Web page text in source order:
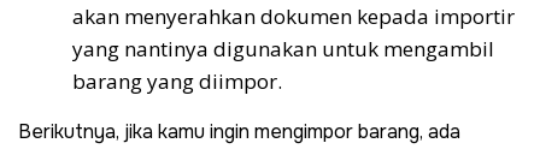
akan menyerahkan dokumen kepada importir
yang nantinya digunakan untuk mengambil
barang yang diimpor.
Berikutnya, jika kamu ingin mengimpor barang, ada